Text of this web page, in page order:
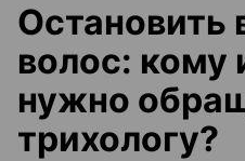
Остановить
волос: кому
нужно
трихологу?